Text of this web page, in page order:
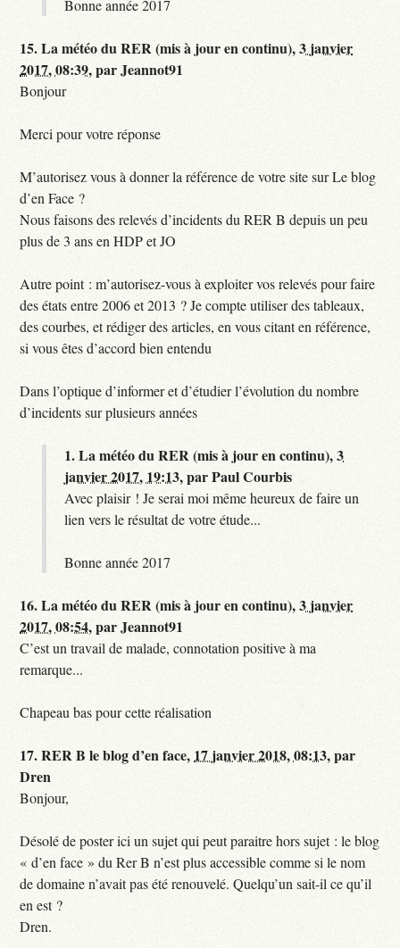
Bonne année 2017
15.La météo du RER (mis à jour en continu),3 janvier
2017, 08:39,parJeannot91
Bonjour
Merci pour votre réponse
M’autorisez vous à donner la référence de votre site sur Le blog
d’en Face ?
Nous faisons des relevés d’incidents du RER B depuis un peu
plus de 3 ans en HDP et JO
Autre point : m’autorisez-vous à exploiter vos relevés pour faire
des états entre 2006 et 2013 ? Je compte utiliser des tableaux,
des courbes, et rédiger des articles, en vous citant en référence,
si vous êtes d’accord bien entendu
Dans l’optique d’informer et d’étudier l’évolution du nombre
d’incidents sur plusieurs années
1.La météo du RER (mis à jour en continu),3
janvier 2017, 19:13,parPaul Courbis
Avec plaisir ! Je serai moi même heureux de faire un
lien vers le résultat de votre étude...
Bonne année 2017
16.La météo du RER (mis à jour en continu),3 janvier
2017, 08:54,parJeannot91
C’est un travail de malade, connotation positive à ma
remarque...
Chapeau bas pour cette réalisation
17.RER B le blog d’en face, 17 janvier 2018, 08:13,par
Dren
Bonjour,
Désolé de poster ici un sujet qui peut paraitre hors sujet : le blog
« d’en face » du Rer B n’est plus accessible comme si le nom
de domaine n’avait pas été renouvelé. Quelqu’un sait-il ce qu’il
en est ?
Dren.